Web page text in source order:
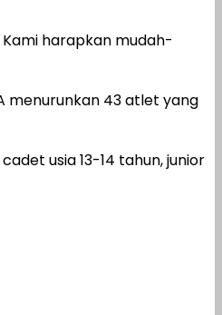
harapkan mudah-
menurunkan 43 atlet yang
usia 13-14 tahun, junior